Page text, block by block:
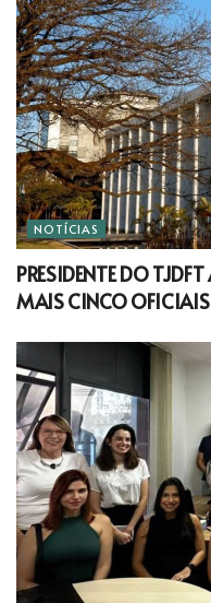
NOTÍCIAS
PRESIDENTE DO
MAIS CINCO OFICIAIS